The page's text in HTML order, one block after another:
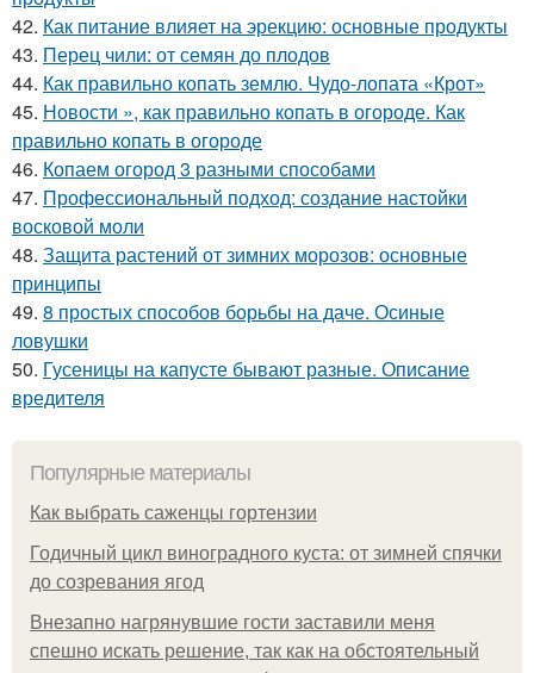
42. Как питание влияет на эрекцию: основные продукты
43. Перец чили: от семян до плодов
44. Как правильно копать землю. Чудо-лопата «Крот»
45. Новости », как правильно копать в огороде. Как
правильно копать в огороде
46. Копаем огород 3 разными способами
47. Профессиональный подход: создание настойки
восковой моли
48. Защита растений от зимних морозов: основные
принципы
49. 8 простых способов борьбы на даче. Осиные
ловушки
50. Гусеницы на капусте бывают разные. Описание
вредителя
Популярные материалы
Как выбрать саженцы гортензии
Годичный цикл виноградного куста: от зимней спячки
до созревания ягод
Внезапно нагрянувшие гости заставили меня
спешно искать решение, так как на обстоятельный